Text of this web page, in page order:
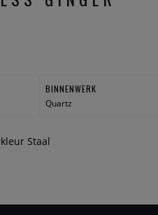
BINNENWERK
Quartz
Staal